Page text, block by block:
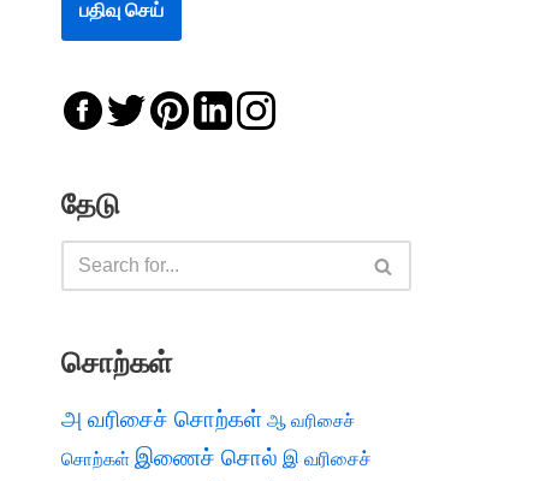
தேடு
சொற்கள்
அ வரிசைச் சொற்கள் ஆ வரிசைச்
சொற்கள் இணைச் சொல் இ வரிசைச்